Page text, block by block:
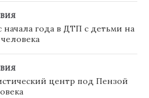
начала года в ДТП с детьми на
центр под Пензой